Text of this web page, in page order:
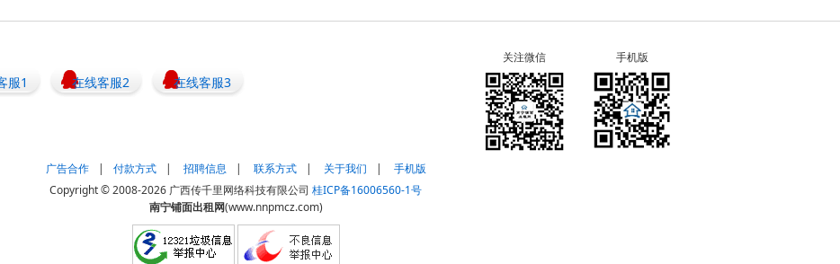
服1 在线客服2 在线客服3
关注微信 手机版
广告合作 | 付款方式 | 招聘信息 | 联系方式 | 关于我们 |
手机版
Copyright © 2008-2026 广西传千里网络科技有限公司 桂ICP备16006560-1号
南宁铺面出租网(www.nnpmcz.com)